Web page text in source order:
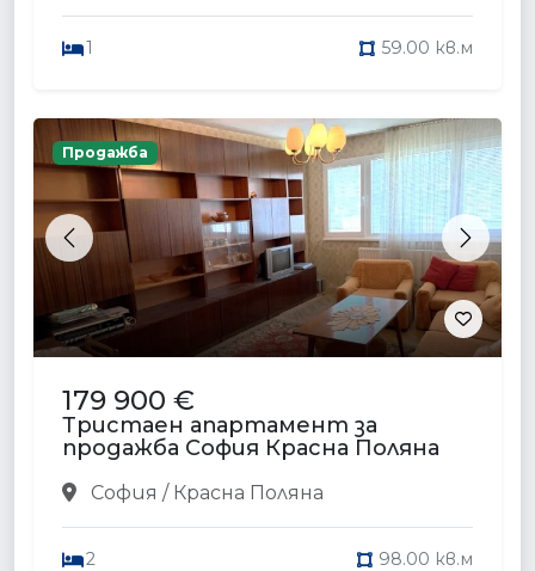
1 59.00 кв.м
Previous Next
Продажба
179 900 €
Тристаен апартамент за
продажба София Красна Поляна
София / Красна Поляна
2 98.00 кв.м